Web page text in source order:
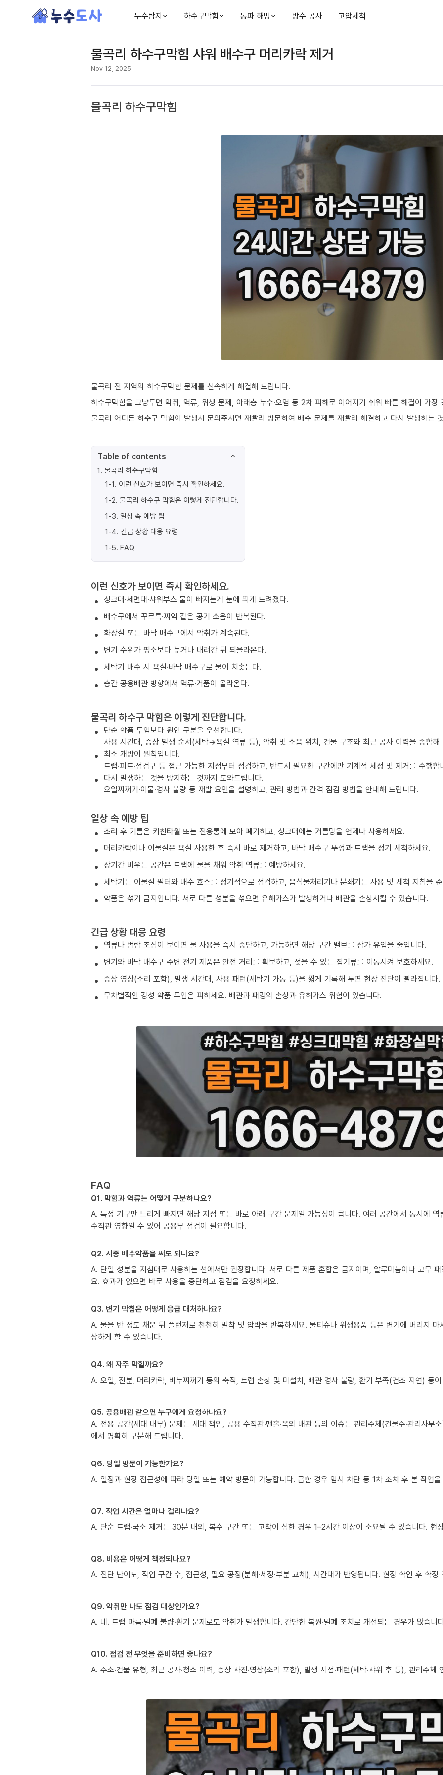
누수탐지 하수구막힘 동파 해빙 방수 공사 고압세척
물곡리 하수구막힘 샤워 배수구 머리카락 제거
Nov 12, 2025
물곡리 하수구막힘
물곡리 전 지역의 하수구막힘 문제를 신속하게 해결해 드립니다.
하수구막힘을 그냥두면 악취, 역류, 위생 문제, 아래층 누수·오염 등 2차 피해로 이어지기 쉬워 빠른 해결이 가장
물곡리 어디든 하수구 막힘이 발생시 문의주시면 재빨리 방문하여 배수 문제를 재빨리 해결하고 다시 발생하는
Table of contents
1. 물곡리 하수구막힘
1-1. 이런 신호가 보이면 즉시 확인하세요.
1-2. 물곡리 하수구 막힘은 이렇게 진단합니다.
1-3. 일상 속 예방 팁
1-4. 긴급 상황 대응 요령
1-5. FAQ
이런 신호가 보이면 즉시 확인하세요.
싱크대·세면대·샤워부스 물이 빠지는게 눈에 띄게 느려졌다.
배수구에서 꾸르륵·찌익 같은 공기 소음이 반복된다.
화장실 또는 바닥 배수구에서 악취가 계속된다.
변기 수위가 평소보다 높거나 내려간 뒤 되올라온다.
세탁기 배수 시 욕실·바닥 배수구로 물이 치솟는다.
층간 공용배관 방향에서 역류·거품이 올라온다.
물곡리 하수구 막힘은 이렇게 진단합니다.
단순 약품 투입보다 원인 구분을 우선합니다.
사용 시간대, 증상 발생 순서(세탁→욕실 역류 등), 악취 및 소음 위치, 건물 구조와 최근 공사 이력을 종합해
최소 개방이 원칙입니다.
트랩·피트·점검구 등 접근 가능한 지점부터 점검하고, 반드시 필요한 구간에만 기계적 세정 및 제거를 수행합
다시 발생하는 것을 방지하는 것까지 도와드립니다.
오일찌꺼기·이물·경사 불량 등 재발 요인을 설명하고, 관리 방법과 간격 점검 방법을 안내해 드립니다.
일상 속 예방 팁
조리 후 기름은 키친타월 또는 전용통에 모아 폐기하고, 싱크대에는 거름망을 언제나 사용하세요.
머리카락이나 이물질은 욕실 사용한 후 즉시 바로 제거하고, 바닥 배수구 뚜껑과 트랩을 정기 세척하세요.
장기간 비우는 공간은 트랩에 물을 채워 악취 역류를 예방하세요.
세탁기는 이물질 필터와 배수 호스를 정기적으로 점검하고, 음식물처리기나 분쇄기는 사용 및 세척 지침을
약품은 섞기 금지입니다. 서로 다른 성분을 섞으면 유해가스가 발생하거나 배관을 손상시킬 수 있습니다.
긴급 상황 대응 요령
역류나 범람 조짐이 보이면 물 사용을 즉시 중단하고, 가능하면 해당 구간 밸브를 잠가 유입을 줄입니다.
변기와 바닥 배수구 주변 전기 제품은 안전 거리를 확보하고, 젖을 수 있는 집기류를 이동시켜 보호하세요.
증상 영상(소리 포함), 발생 시간대, 사용 패턴(세탁기 가동 등)을 짧게 기록해 두면 현장 진단이 빨라집니다.
무차별적인 강성 약품 투입은 피하세요. 배관과 패킹의 손상과 유해가스 위험이 있습니다.
FAQ
Q1. 막힘과 역류는 어떻게 구분하나요?
A. 특정 기구만 느리게 빠지면 해당 지점 또는 바로 아래 구간 문제일 가능성이 큽니다. 여러 공간에서 동시에
수직관 영향일 수 있어 공용부 점검이 필요합니다.
Q2. 시중 배수약품을 써도 되나요?
A. 단일 성분을 지침대로 사용하는 선에서만 권장합니다. 서로 다른 제품 혼합은 금지이며, 알루미늄이나 고무
요. 효과가 없으면 바로 사용을 중단하고 점검을 요청하세요.
Q3. 변기 막힘은 어떻게 응급 대처하나요?
A. 물을 반 정도 채운 뒤 플런저로 천천히 밀착 및 압박을 반복하세요. 물티슈나 위생용품 등은 변기에 버리지
상하게 할 수 있습니다.
Q4. 왜 자주 막힐까요?
A. 오일, 전분, 머리카락, 비누찌꺼기 등의 축적, 트랩 손상 및 미설치, 배관 경사 불량, 환기 부족(건조 지연) 등
Q5. 공용배관 같으면 누구에게 요청하나요?
A. 전용 공간(세대 내부) 문제는 세대 책임, 공용 수직관·맨홀·옥외 배관 등의 이슈는 관리주체(건물주·관리사무
에서 명확히 구분해 드립니다.
Q6. 당일 방문이 가능한가요?
A. 일정과 현장 접근성에 따라 당일 또는 예약 방문이 가능합니다. 급한 경우 임시 차단 등 1차 조치 후 본 작업을
Q7. 작업 시간은 얼마나 걸리나요?
A. 단순 트랩·국소 제거는 30분 내외, 복수 구간 또는 고착이 심한 경우 1–2시간 이상이 소요될 수 있습니다. 현
Q8. 비용은 어떻게 책정되나요?
A. 진단 난이도, 작업 구간 수, 접근성, 필요 공정(분해·세정·부분 교체), 시간대가 반영됩니다. 현장 확인 후 확정
Q9. 악취만 나도 점검 대상인가요?
A. 네. 트랩 마름·밀폐 불량·환기 문제로도 악취가 발생합니다. 간단한 복원·밀폐 조치로 개선되는 경우가 많습니
Q10. 점검 전 무엇을 준비하면 좋나요?
A. 주소·건물 유형, 최근 공사·청소 이력, 증상 사진·영상(소리 포함), 발생 시점·패턴(세탁·샤워 후 등), 관리주체